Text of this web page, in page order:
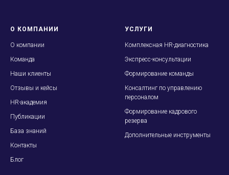
О КОМПАНИИ
О компании
Команда
Наши клиенты
Отзывы и кейсы
HR-академия
Публикации
База знаний
Контакты
Блог
УСЛУГИ
Комплексная HR-диагностика
Экспресс-консультации
Формирование команды
Консалтинг по управлению
персоналом
Формирование кадрового
резерва
Дополнительные инструменты